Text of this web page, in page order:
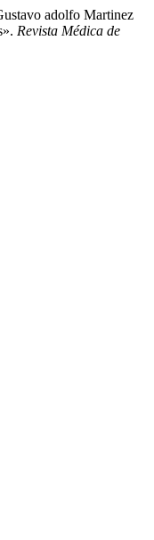
adolfo Martinez
Revista Médica de